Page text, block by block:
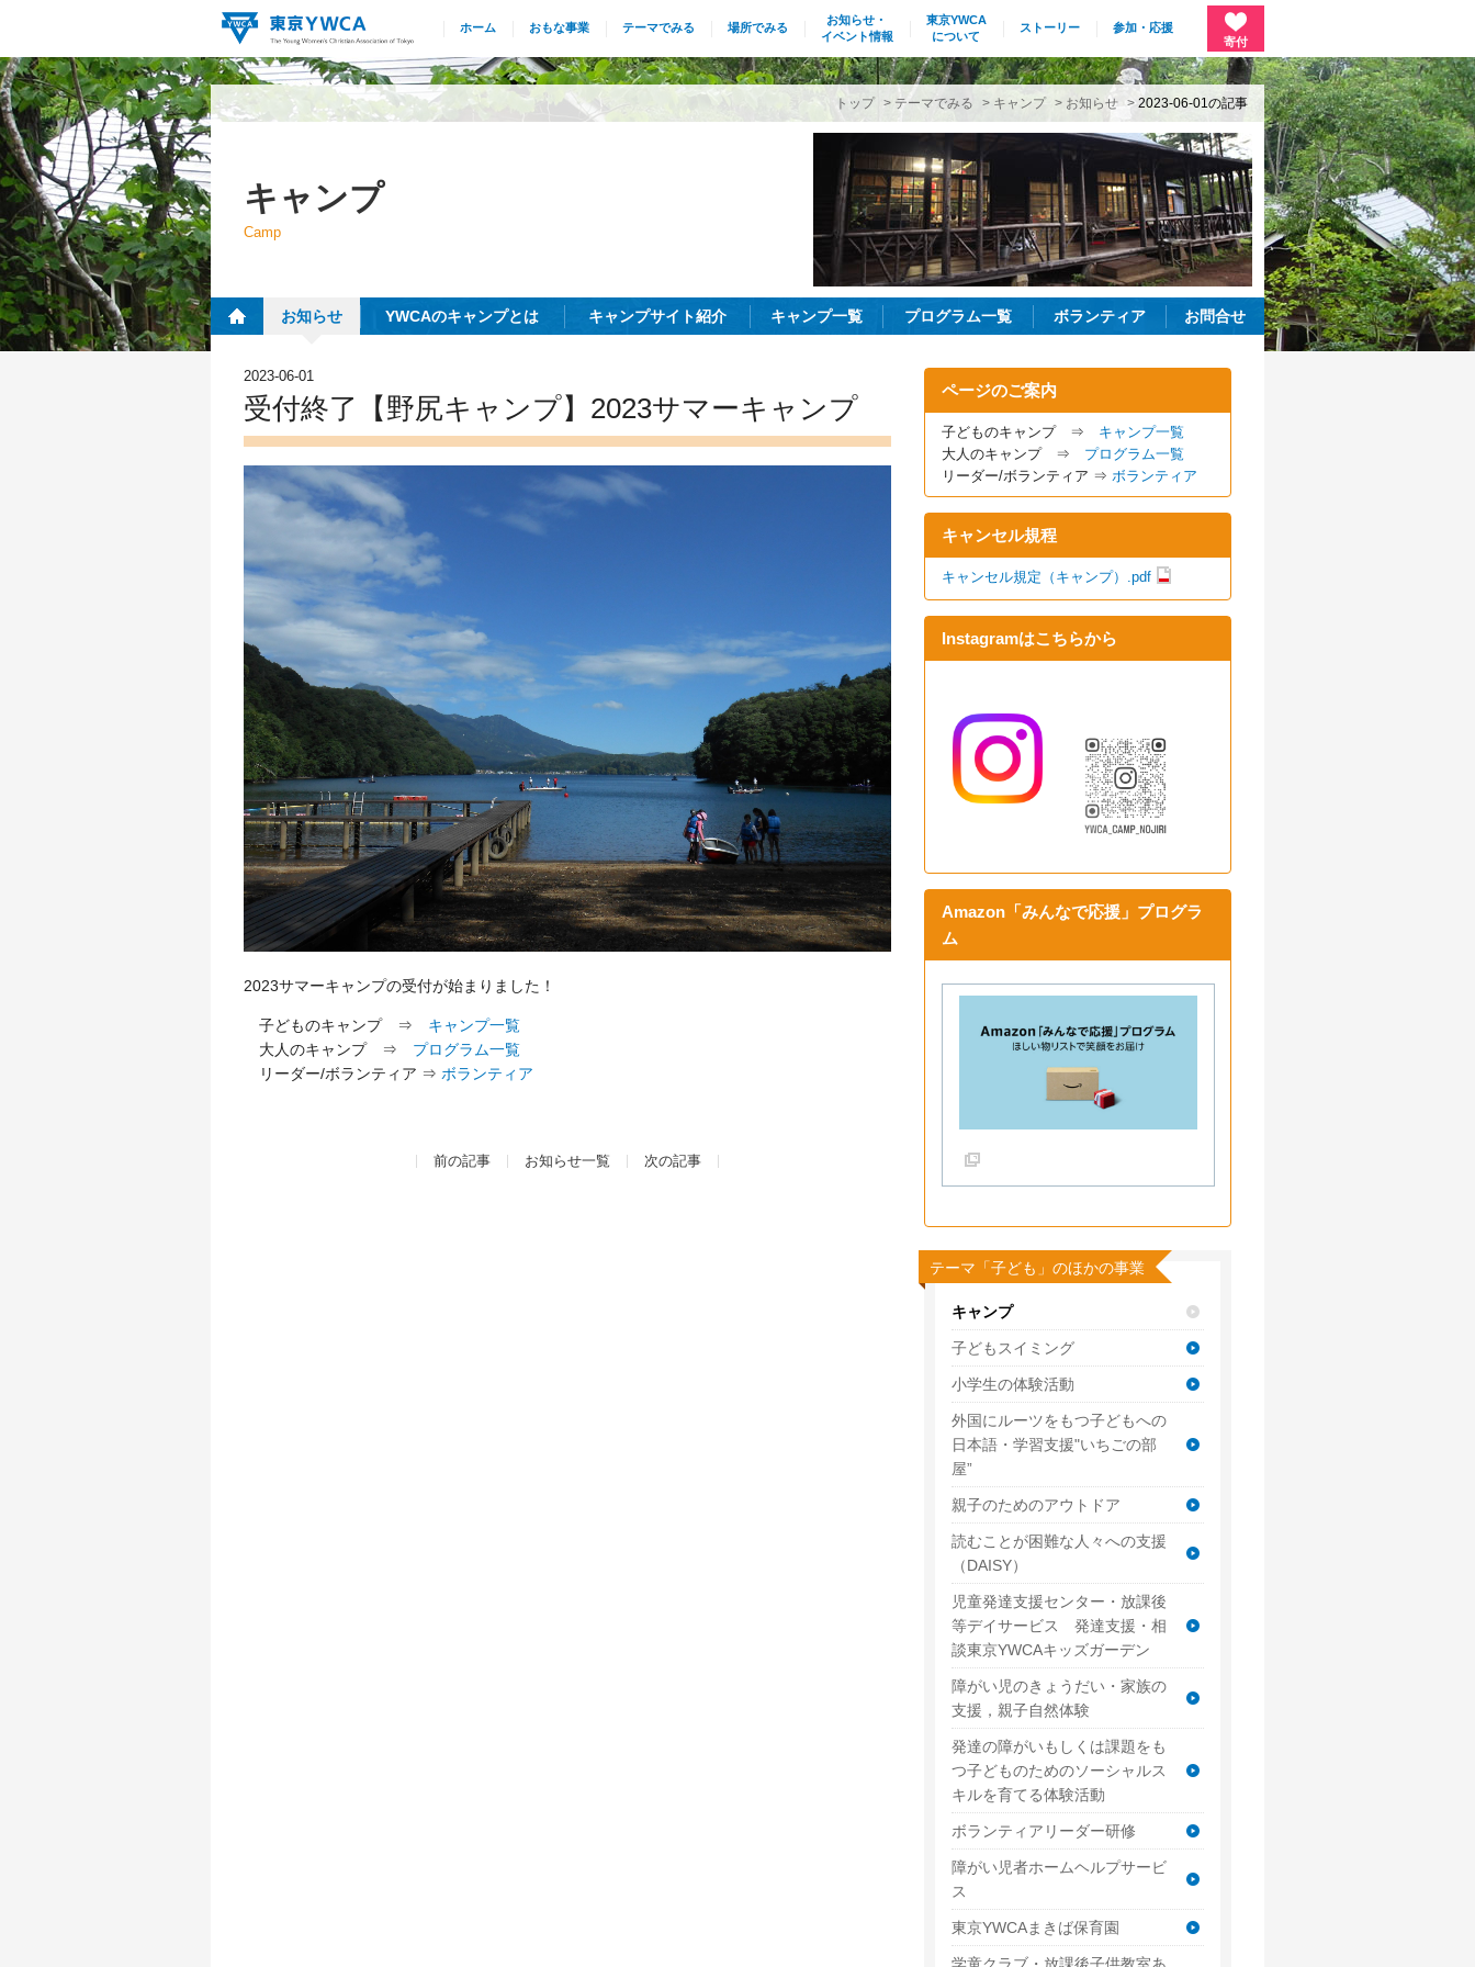
ホーム おもな事業 テーマでみる 場所でみる
お知らせ・
イベント情報
東京YWCA
について
ストーリー
参加・応援
寄付
トップ > テーマでみる > キャンプ > お知らせ >2023-06-01の記事
キャンプ
Camp
お知らせ YWCAのキャンプとは キャンプサイト紹介 キャンプ一覧 プログラム一覧 ボランティア お問合せ
2023-06-01
受付終了【野尻キャンプ】2023サマーキャンプ
2023サマーキャンプの受付が始まりました！
子どものキャンプ ⇒ キャンプ一覧
大人のキャンプ ⇒ プログラム一覧
リーダー/ボランティア ⇒ ボランティア
前の記事 お知らせ一覧 次の記事
ページのご案内
子どものキャンプ ⇒ キャンプ一覧
大人のキャンプ ⇒ プログラム一覧
リーダー/ボランティア ⇒ ボランティア
キャンセル規程
キャンセル規定（キャンプ）.pdf
Instagramはこちらから
Amazon「みんなで応援」プログラ
ム
テーマ「子ども」のほかの事業
キャンプ
子どもスイミング
小学生の体験活動
外国にルーツをもつ子どもへの
日本語・学習支援"いちごの部
屋”
親子のためのアウトドア
読むことが困難な人々への支援
（DAISY）
児童発達支援センター・放課後
等デイサービス 発達支援・相
談東京YWCAキッズガーデン
障がい児のきょうだい・家族の
支援，親子自然体験
発達の障がいもしくは課題をも
つ子どものためのソーシャルス
キルを育てる体験活動
ボランティアリーダー研修
障がい児者ホームヘルプサービ
ス
東京YWCAまきば保育園